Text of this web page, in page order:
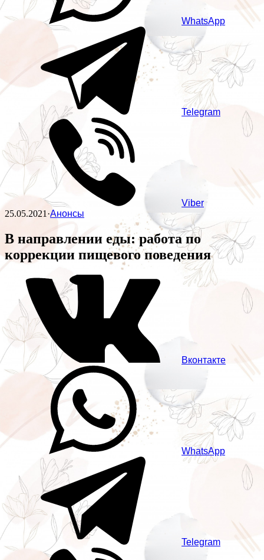
WhatsApp
Telegram
Viber
25.05.2021·Анонсы
В направлении еды: работа по
коррекции пищевого поведения
Вконтакте
WhatsApp
Telegram